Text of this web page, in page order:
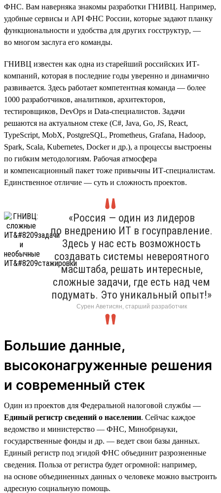
ФНС. Вам наверняка знакомы разработки ГНИВЦ. Например,
удобные сервисы и API ФНС России, которые задают планку
функциональности и удобства для других госструктур, —
во многом заслуга его команды.
ГНИВЦ известен как одна из старейший российских ИТ-
компаний, которая в последние годы уверенно и динамично
развивается. Здесь работает компетентная команда — более
1000 разработчиков, аналитиков, архитекторов,
тестировщиков, DevOps и Data-специалистов. Задачи
решаются на актуальном стеке (С#, Java, Go, JS, React,
TypeScript, MobX, PostgreSQL, Prometheus, Grafana, Hadoop,
Spark, Scala, Kubernetes, Doсker и др.), а процессы выстроены
по гибким методологиям. Рабочая атмосфера
и компенсационный пакет тоже привычны ИТ-специалистам.
Единственное отличие — суть и сложность проектов.
«Россия — один из лидеров
по внедрению ИТ в госуправление.
Здесь у нас есть возможность
создавать системы невероятного
масштаба, решать интересные,
сложные задачи, где есть над чем
подумать. Это уникальный опыт!»
Сурен Аветисян, старший разработчик
Большие данные,
высоконагруженные решения
и современный стек
Один из проектов для Федеральной налоговой службы —
Единый регистр сведений о населении. Сейчас каждое
ведомство и министерство — ФНС, Минобрнауки,
государственные фонды и др. — ведет свои базы данных.
Единый регистр под эгидой ФНС объединит разрозненные
сведения. Польза от регистра будет огромной: например,
на основе объединенных данных о человеке можно выстроить
адресную социальную помощь.